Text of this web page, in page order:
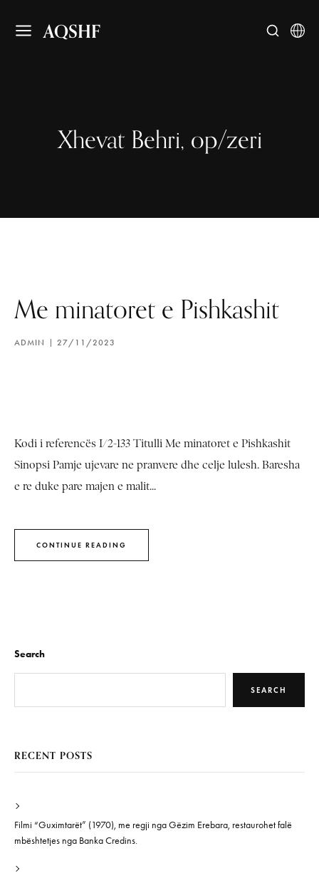
AQSHF
Xhevat Behri, op/zeri
Me minatoret e Pishkashit
ADMIN 27/11/2023
Kodi i referencës I/2-133 Titulli Me minatoret e Pishkashit
Sinopsi Pamje ujevare ne pranvere dhe celje lulesh. Baresha
e re duke pare majen e malit...
CONTINUE READING
Search
SEARCH
RECENT POSTS
Filmi “Guximtarët” (1970), me regji nga Gëzim Erebara, restaurohet falë
mbështetjes nga Banka Credins.